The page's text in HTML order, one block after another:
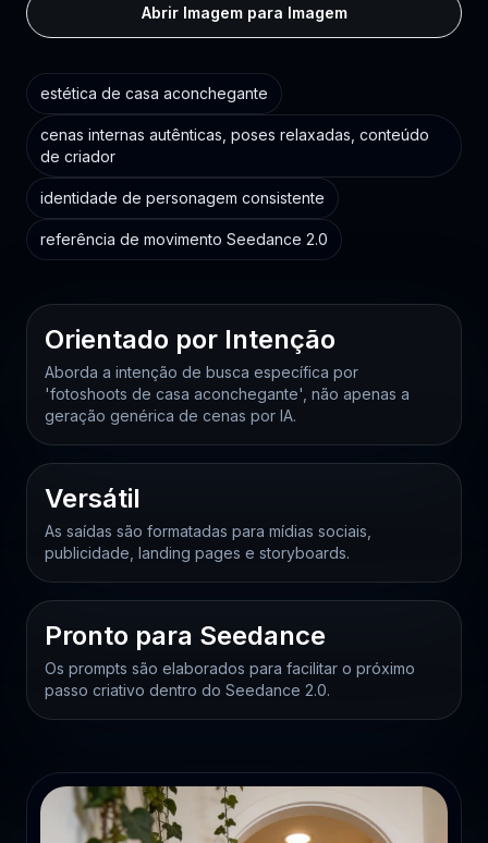
Abrir Imagem para Imagem
estética de casa aconchegante
cenas internas autênticas, poses relaxadas, conteúdo
de criador
identidade de personagem consistente
referência de movimento Seedance 2.0
Orientado por Intenção
Aborda a intenção de busca específica por
'fotoshoots de casa aconchegante', não apenas a
geração genérica de cenas por IA.
Versátil
As saídas são formatadas para mídias sociais,
publicidade, landing pages e storyboards.
Pronto para Seedance
Os prompts são elaborados para facilitar o próximo
passo criativo dentro do Seedance 2.0.